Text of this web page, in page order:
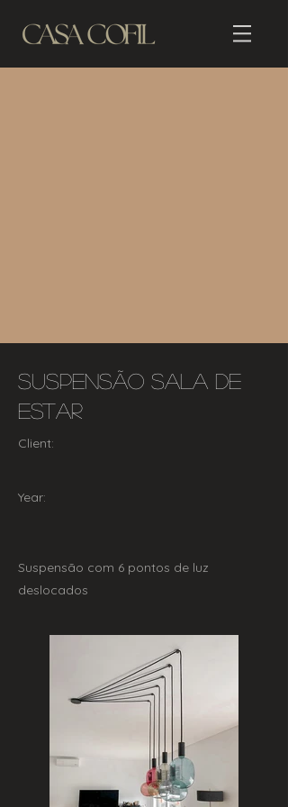
Suspensão Sala de
Estar
Client:
Year:
Suspensão com 6 pontos de luz
deslocados